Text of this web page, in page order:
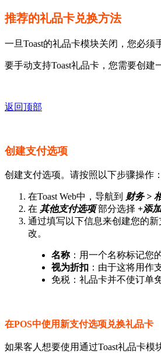
推荐的礼品卡兑换方法
一旦Toast的礼品卡模块关闭，您必
要手动支持Toast礼品卡，您需要创建
返回顶部
创建支付选项
创建支付选项。请按照以下步骤操作：
在Toast Web中，导航到 财务 >
在 其他支付选项部分选择 +添加
通过填写以下信息来创建您的新
改。
名称：用一个名称标记您
视为折扣 ：由于这将用作
免税：礼品卡并不使订单
在POS中使用新支付选项兑换礼品卡
如果客人想要使用通过Toast礼品卡